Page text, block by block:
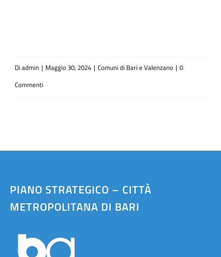
Di admin | Maggio 30, 2024 | Comuni di Bari e Valenzano | 0
Commenti
PIANO STRATEGICO – CITTÀ
METROPOLITANA DI BARI